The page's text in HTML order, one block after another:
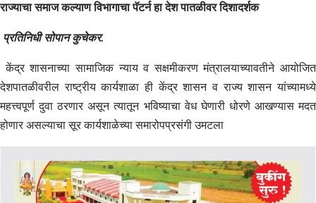
राज्याचा समाज कल्याण विभागाचा पॅटर्न हा देश पातळीवर दिशादर्शक
प्रतिनिधी सोपान कुचेकर.
केंद्र शासनाच्या सामाजिक न्याय व सक्षमीकरण मंत्रालयाच्यावतीने आयोजित
देशपातळीवरील राष्ट्रीय कार्यशाळा ही केंद्र शासन व राज्य शासन यांच्यामध्ये
महत्त्वपूर्ण दुवा ठरणार असून त्यातून भविष्याचा वेध घेणारी धोरणे आखण्यास मदत
होणार असल्याचा सूर कार्यशाळेच्या समारोपप्रसंगी उमटला